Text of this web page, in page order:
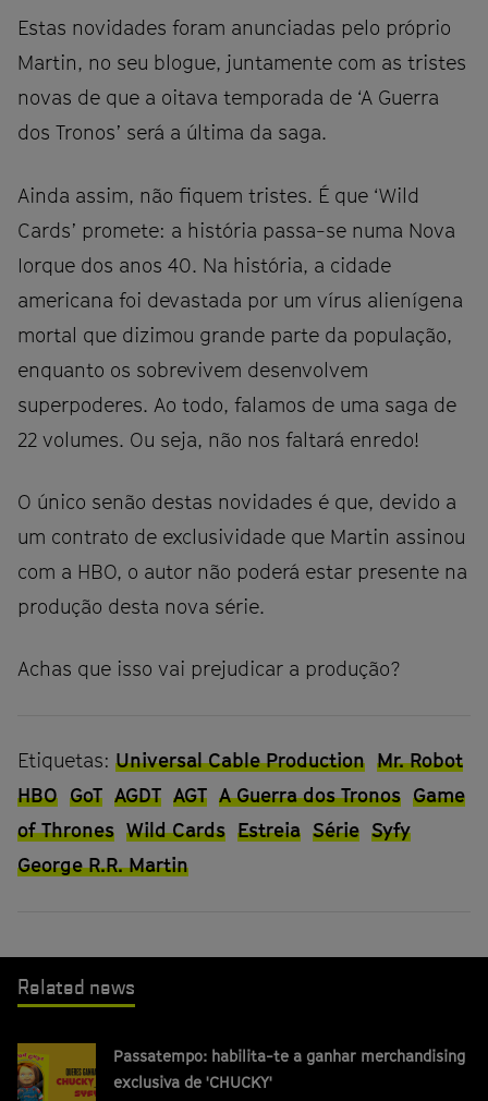
Estas novidades foram anunciadas pelo próprio
Martin, no seu blogue, juntamente com as tristes
novas de que a oitava temporada de ‘A Guerra
dos Tronos’ será a última da saga.
Ainda assim, não fiquem tristes. É que ‘Wild
Cards’ promete: a história passa-se numa Nova
Iorque dos anos 40. Na história, a cidade
americana foi devastada por um vírus alienígena
mortal que dizimou grande parte da população,
enquanto os sobrevivem desenvolvem
superpoderes. Ao todo, falamos de uma saga de
22 volumes. Ou seja, não nos faltará enredo!
O único senão destas novidades é que, devido a
um contrato de exclusividade que Martin assinou
com a HBO, o autor não poderá estar presente na
produção desta nova série.
Achas que isso vai prejudicar a produção?
Etiquetas: Universal Cable Production Mr. Robot
HBO GoT AGDT AGT A Guerra dos Tronos Game
of Thrones Wild Cards Estreia Série Syfy
George R.R. Martin
Related news
Passatempo: habilita-te a ganhar merchandising
exclusiva de 'CHUCKY'